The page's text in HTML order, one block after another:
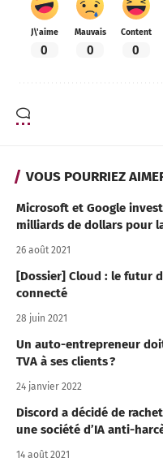
J\'aime
0
Mauvais
0
Content
0
VOUS POURRIEZ
Microsoft et Google
milliards de dollars pour
26 août 2021
[Dossier] Cloud : le futur
connecté
28 juin 2021
Un auto-entrepreneur
TVA à ses clients ?
24 janvier 2022
Discord a décidé de
une société d’IA anti-
14 août 2021